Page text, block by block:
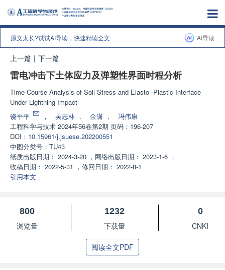
原文太长?试试AI导读，快速精读全文 AI导读
上一篇 | 下一篇
雷电冲击下土体应力及弹塑性界面时程分析
Time Course Analysis of Soil Stress and Elasto−Plastic Interface
Under Lightning Impact
饶平平
， 吴志林 ， 金潇 ，
冯伟康
工程科学与技术 2024年56卷第2期 页码：196-207
DOI： 10.15961/j.jsuese.202200551
中图分类号： TU43
纸质出版日期： 2024-3-20 ， 网络出版日期： 2023-1-6 ，
收稿日期： 2022-5-31 ， 修回日期： 2022-8-1
引用本文
800
浏览量
1232
下载量
0
CNKI
阅读全文PDF